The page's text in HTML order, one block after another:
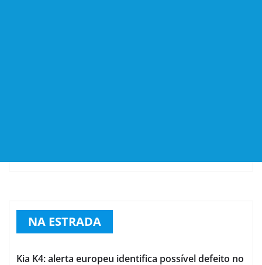
NA ESTRADA
Kia K4: alerta europeu identifica possível defeito no